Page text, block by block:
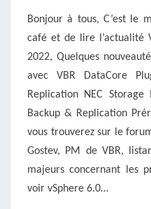
Bonjour à tous, C’est le
café et de lire l’actualité
2022, Quelques
avec VBR DataCore
Replication NEC
Backup & Replication
vous trouverez sur le
Gostev, PM de VBR,
majeurs concernant les
voir vSphere 6.0…